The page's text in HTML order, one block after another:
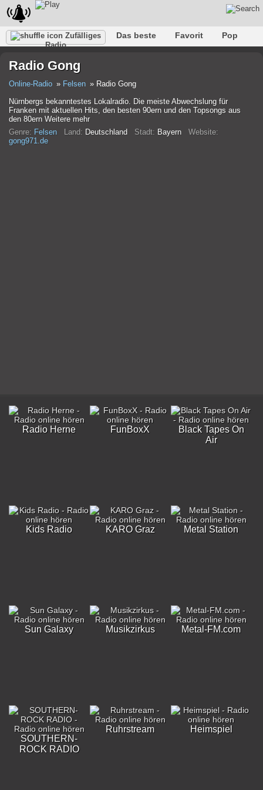
Zufälliges
Radio
Das beste Favorit
Pop
Rap
Trans
Radio Gong
Online-Radio Felsen
Radio Gong
Nürnbergs bekanntestes Lokalradio. Die meiste Abwechslung für
Franken mit aktuellen Hits, den besten 90ern und den Topsongs aus
den 80ern Weitere mehr
Genre: Felsen Land: Deutschland Stadt: Bayern Website:
gong971.de
Radio Herne FunBoxX
Black Tapes On
Air
Kids Radio KARO Graz Metal Station
Sun Galaxy Musikzirkus Metal-FM.com
SOUTHERN-
ROCK RADIO
Ruhrstream Heimspiel